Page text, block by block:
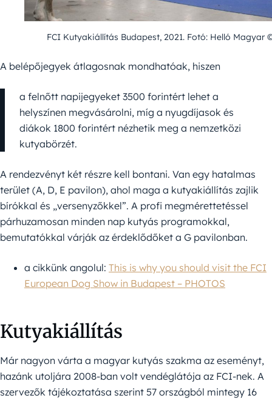
FCI Kutyakiállítás Budapest, 2021. Fotó: Helló Magyar
A belépőjegyek átlagosnak mondhatóak, hiszen
a felnőtt napijegyeket 3500 forintért lehet a
helyszínen megvásárolni, míg a nyugdíjasok és
diákok 1800 forintért nézhetik meg a nemzetközi
kutyabörzét.
A rendezvényt két részre kell bontani. Van egy hatalmas
terület (A, D, E pavilon), ahol maga a kutyakiállítás zajlik
bírókkal és „versenyzőkkel”. A profi megmérettetéssel
párhuzamosan minden nap kutyás programokkal,
bemutatókkal várják az érdeklődőket a G pavilonban.
a cikkünk angolul: This is why you should visit the FCI
European Dog Show in Budapest – PHOTOS
Kutyakiállítás
Már nagyon várta a magyar kutyás szakma az eseményt,
hazánk utoljára 2008-ban volt vendéglátója az FCI-nek. A
szervezők tájékoztatása szerint 57 országból mintegy 16